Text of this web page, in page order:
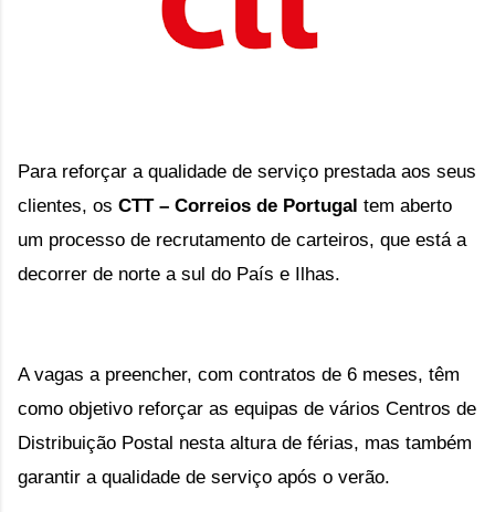
Para reforçar a qualidade de serviço prestada aos seus
clientes, os CTT – Correios de Portugal tem aberto
um processo de recrutamento de carteiros, que está a
decorrer de norte a sul do País e Ilhas.
A vagas a preencher, com contratos de 6 meses, têm
como objetivo reforçar as equipas de vários Centros de
Distribuição Postal nesta altura de férias, mas também
garantir a qualidade de serviço após o verão.